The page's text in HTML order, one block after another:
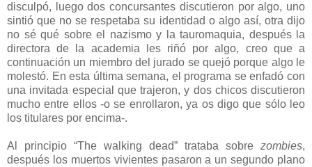
disculpó, luego dos concursantes discutieron por algo, uno
sintió que no se respetaba su identidad o algo así, otra dijo
no sé qué sobre el nazismo y la tauromaquia, después la
directora de la academia les riñó por algo, creo que a
continuación un miembro del jurado se quejó porque algo le
molestó. En esta última semana, el programa se enfadó con
una invitada especial que trajeron, y dos chicos discutieron
mucho entre ellos -o se enrollaron, ya os digo que sólo leo
los titulares por encima-.
Al principio “The walking dead” trataba sobre zombies,
después los muertos vivientes pasaron a un segundo plano